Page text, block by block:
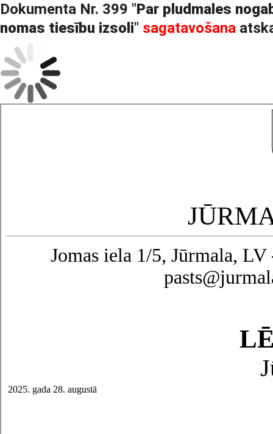
Dokumenta Nr. 399 "Par pludmales
nomas tiesību izsoli" sagatavošana